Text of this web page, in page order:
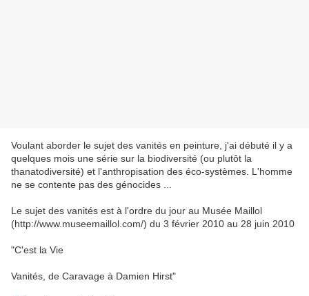
Voulant aborder le sujet des vanités en peinture, j'ai débuté il y a
quelques mois une série sur la biodiversité (ou plutôt la
thanatodiversité) et l'anthropisation des éco-systèmes. L'homme
ne se contente pas des génocides ...
Le sujet des vanités est à l'ordre du jour au Musée Maillol
(http://www.museemaillol.com/) du 3 février 2010 au 28 juin 2010
"C'est la Vie
Vanités, de Caravage à Damien Hirst"